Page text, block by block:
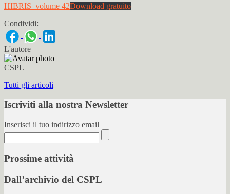
HIBRIS_volume 42Download gratuito
Condividi:
L'autore
CSPL
Tutti gli articoli
Iscriviti alla nostra Newsletter
Inserisci il tuo indirizzo email
Prossime attività
Dall’archivio del CSPL